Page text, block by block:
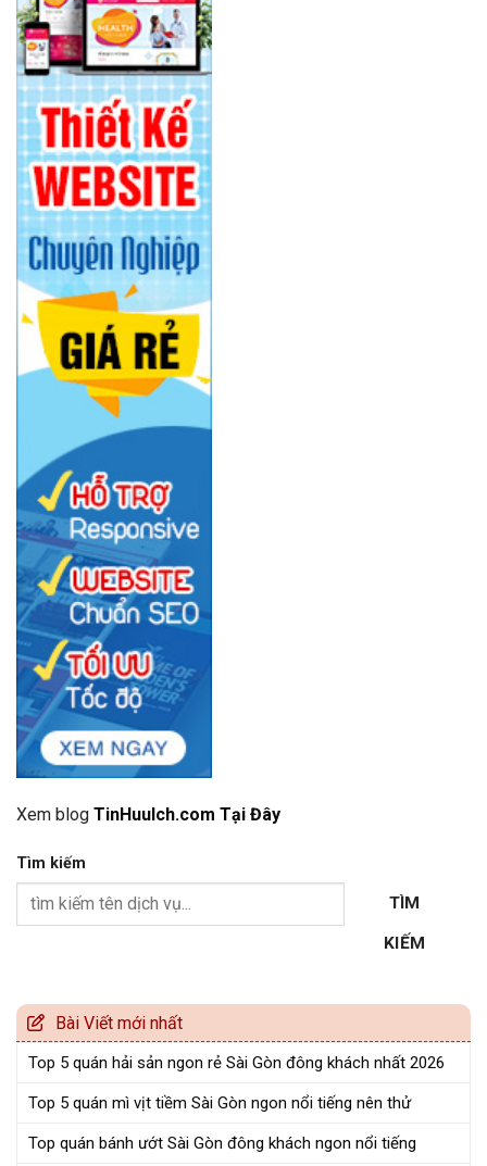
Xem blog TinHuuIch.com Tại Đây
Tìm kiếm
TÌM
KIẾM
Bài Viết mới nhất
Top 5 quán hải sản ngon rẻ Sài Gòn đông khách nhất 2026
Top 5 quán mì vịt tiềm Sài Gòn ngon nổi tiếng nên thử
Top quán bánh ướt Sài Gòn đông khách ngon nổi tiếng